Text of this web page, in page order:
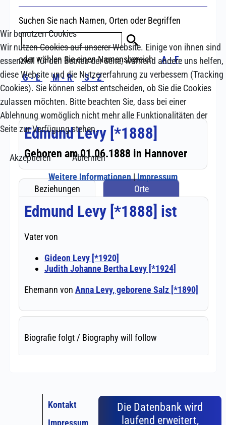
Kontakt
Impressum
Die Datenbank wird
laufend erweitert,
Wir benutzen Cookies
Wir nutzen Cookies auf unserer Website. Einige von ihnen sind
essenziell für den Betrieb der Seite, während andere uns helfen,
diese Website und die Nutzererfahrung zu verbessern (Tracking
Cookies). Sie können selbst entscheiden, ob Sie die Cookies
zulassen möchten. Bitte beachten Sie, dass bei einer
Ablehnung womöglich nicht mehr alle Funktionalitäten der
Seite zur Verfügung stehen.
Akzeptieren
Ablehnen
Weitere Informationen|Impressum